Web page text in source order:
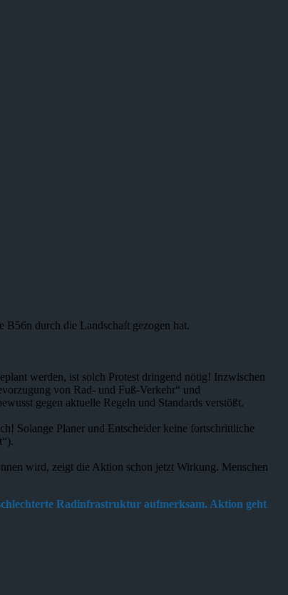
B56n durch die Landschaft gezogen hat.
werden, ist solch Protest dringend nötig! Inzwischen
von Rad- und Fuß-Verkehr“ und
gegen aktuelle Regeln und Standards verstößt.
Solange Planer und Entscheider keine fortschrittliche
wird, zeigt die Aktion schon jetzt Wirkung. Menschen
Radinfrastruktur aufmerksam. Aktion geht